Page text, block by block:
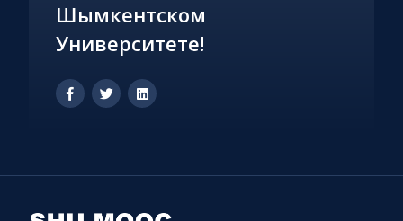
Шымкентском
Университете!